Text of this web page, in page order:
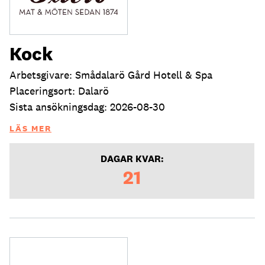
Kock
Arbetsgivare: Smådalarö Gård Hotell & Spa
Placeringsort: Dalarö
Sista ansökningsdag: 2026-08-30
LÄS MER
DAGAR KVAR:
21